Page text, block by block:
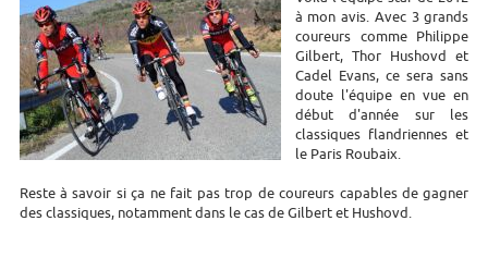
à mon avis. Avec 3 grands
coureurs comme Philippe
Gilbert, Thor Hushovd et
Cadel Evans, ce sera sans
doute l'équipe en vue en
début d'année sur les
classiques flandriennes et
le Paris Roubaix.
Reste à savoir si ça ne fait pas trop de coureurs capables de gagner
des classiques, notamment dans le cas de Gilbert et Hushovd.